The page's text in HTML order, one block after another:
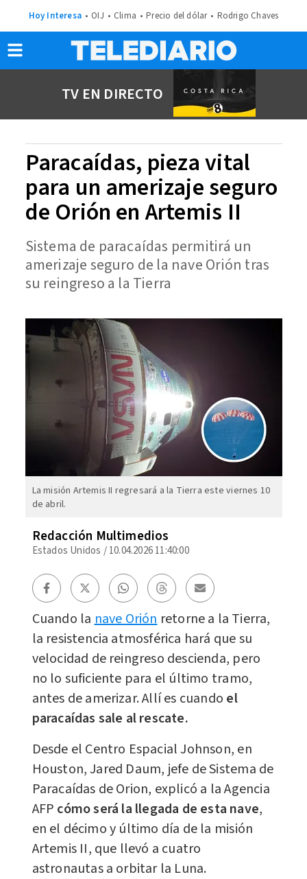
Hoy Interesa OIJ Clima Precio del dólar Rodrigo Chaves
TV EN DIRECTO
Paracaídas, pieza vital
para un amerizaje seguro
de Orión en Artemis II
Sistema de paracaídas permitirá un
amerizaje seguro de la nave Orión tras
su reingreso a la Tierra
La misión Artemis II regresará a la Tierra este viernes 10
de abril.
Redacción Multimedios
Estados Unidos /10.04.2026 11:40:00
Cuando la nave Orión retorne a la Tierra,
la resistencia atmosférica hará que su
velocidad de reingreso descienda, pero
no lo suficiente para el último tramo,
antes de amerizar. Allí es cuando el
paracaídas sale al rescate.
Desde el Centro Espacial Johnson, en
Houston, Jared Daum, jefe de Sistema de
Paracaídas de Orion, explicó a la Agencia
AFP cómo será la llegada de esta nave,
en el décimo y último día de la misión
Artemis II, que llevó a cuatro
astronautas a orbitar la Luna.